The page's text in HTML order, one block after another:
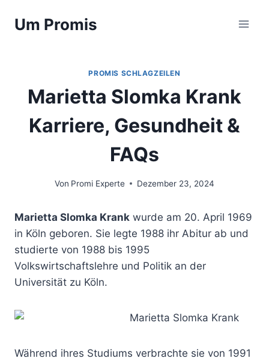
InhaltUm Promis
PROMIS SCHLAGZEILEN
Marietta Slomka Krank
Karriere, Gesundheit &
FAQs
Von Promi Experte Dezember 23, 2024
Marietta Slomka Krank wurde am 20. April 1969
in Köln geboren. Sie legte 1988 ihr Abitur ab und
studierte von 1988 bis 1995
Volkswirtschaftslehre und Politik an der
Universität zu Köln.
Während ihres Studiums verbrachte sie von 1991